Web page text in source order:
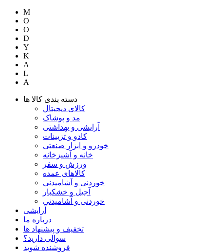
M
O
O
D
Y
K
A
L
A
دسته بندی کالا ها
کالای دیجیتال
مد و پوشاک
آرایشی و بهداشتی
کادو و تزیینات
خودرو و ابزار صنعتی
خانه و آشپزخانه
ورزش و سفر
کالاهای عمده
خوردنی و آشامیدنی
آجیل و خشکبار
خوردنی و آشامیدنی
آرایشی
درباره ما
تخفیف و پیشنهاد ها
سوالی دارید؟
فروشنده شوید